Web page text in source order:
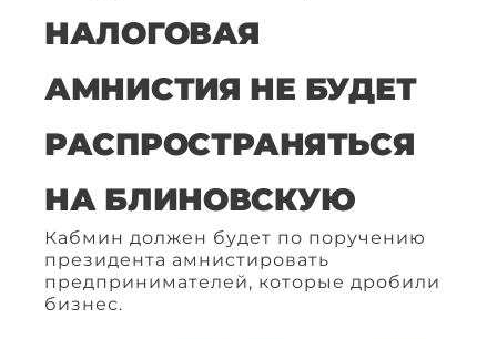
НАЛОГОВАЯ
АМНИСТИЯ НЕ БУДЕТ
РАСПРОСТРАНЯТЬСЯ
НА БЛИНОВСКУЮ
Кабмин должен будет по поручению
президента амнистировать
предпринимателей, которые дробили
бизнес.